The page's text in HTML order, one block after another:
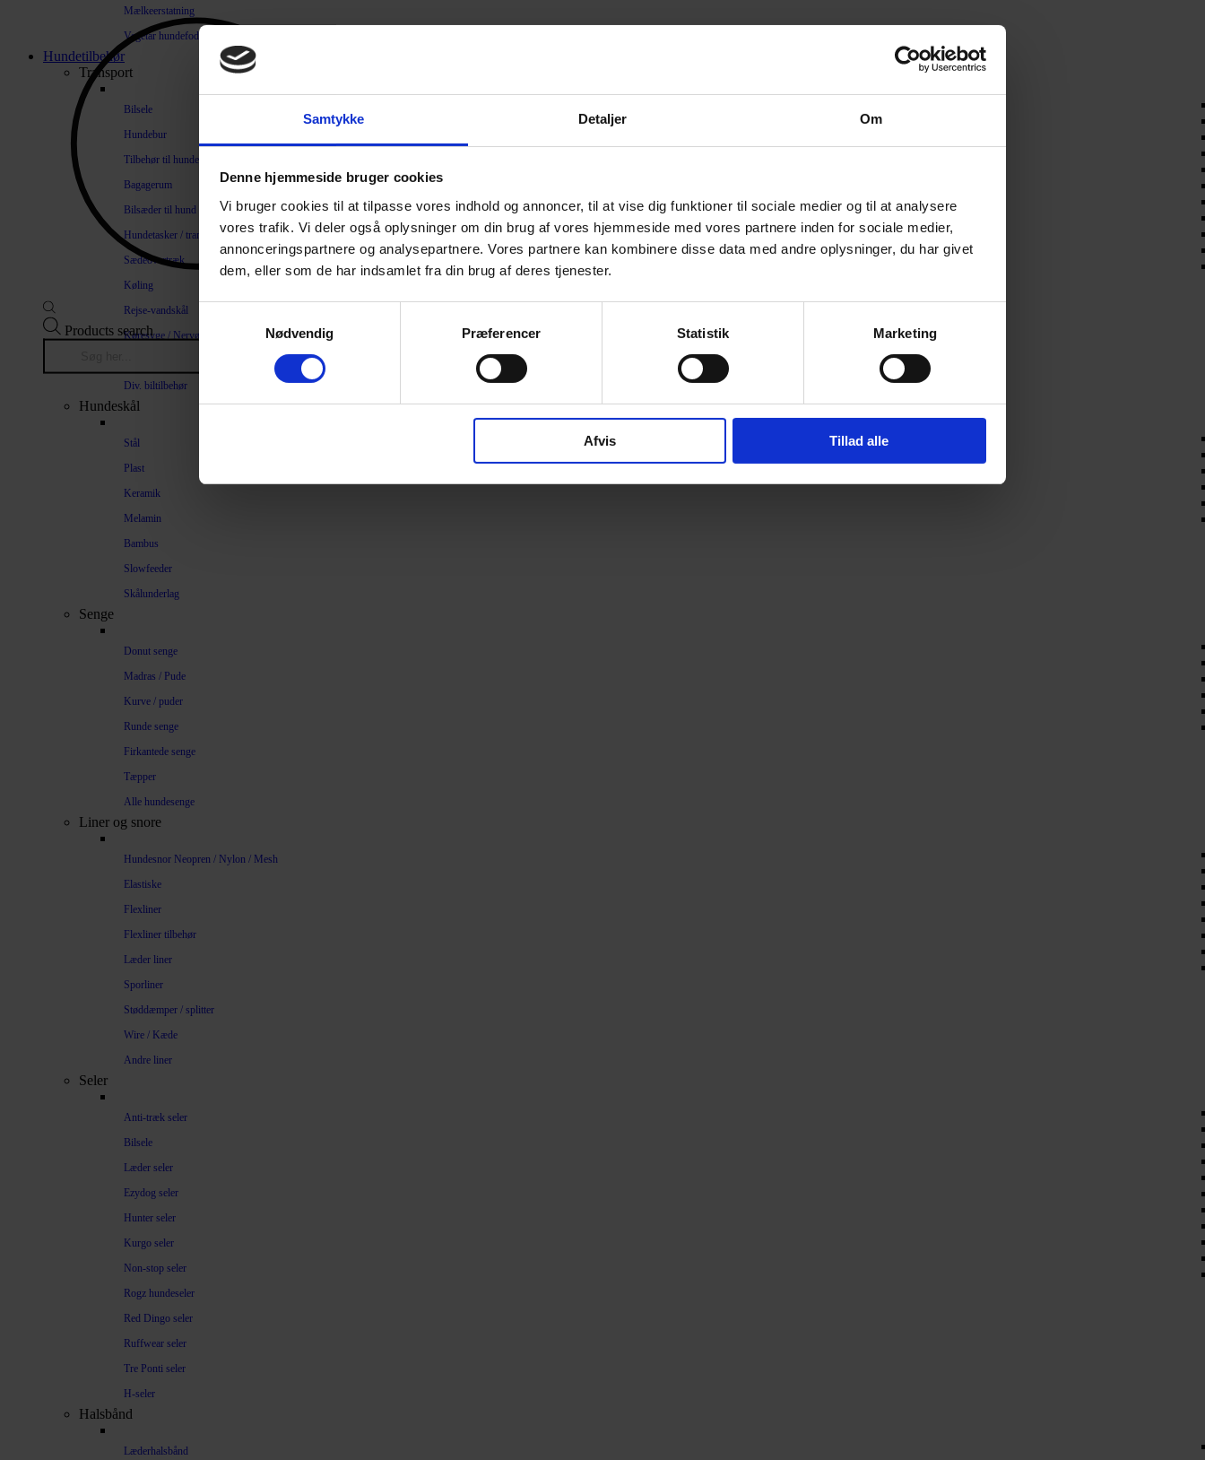
Samtykke Detaljer Om
Denne hjemmeside bruger cookies
Vi bruger cookies til at tilpasse vores indhold og annoncer, til at vise dig funktioner til sociale medier og til at analysere
vores trafik. Vi deler også oplysninger om din brug af vores hjemmeside med vores partnere inden for sociale medier,
annonceringspartnere og analysepartnere. Vores partnere kan kombinere disse data med andre oplysninger, du har givet
dem, eller som de har indsamlet fra din brug af deres tjenester.
Nødvendig
Præferencer Statistik Marketing
Afvis Tillad alle
Mælkeerstatning
Vegetar hundefoder
Hundetilbehør
Transport
Bilsele
Hundebur
Tilbehør til hundebure
Bagagerum
Bilsæder til hund
Hundetasker / transportkasser
Sædeovertræk
Køling
Rejse-vandskål
Køresyge / Nervøsitet
Div. biltilbehør
Hundeskål
Stål
Plast
Keramik
Melamin
Bambus
Slowfeeder
Skålunderlag
Senge
Donut senge
Madras / Pude
Kurve / puder
Runde senge
Firkantede senge
Tæpper
Alle hundesenge
Liner og snore
Hundesnor Neopren / Nylon / Mesh
Elastiske
Flexliner
Flexliner tilbehør
Læder liner
Sporliner
Støddæmper / splitter
Wire / Kæde
Andre liner
Seler
Anti-træk seler
Bilsele
Læder seler
Ezydog seler
Hunter seler
Kurgo seler
Non-stop seler
Rogz hundeseler
Red Dingo seler
Ruffwear seler
Tre Ponti seler
H-seler
Halsbånd
Læderhalsbånd
Products search